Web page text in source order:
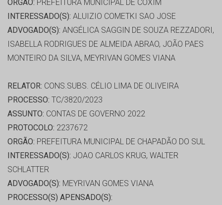
ORGÃO: PREFEITURA MUNICIPAL DE COXIM
INTERESSADO(S): ALUIZIO COMETKI SAO JOSE
ADVOGADO(S): ANGÉLICA SAGGIN DE SOUZA REZZADORI,
ISABELLA RODRIGUES DE ALMEIDA ABRAO, JOÃO PAES
MONTEIRO DA SILVA, MEYRIVAN GOMES VIANA
RELATOR: CONS.SUBS. CÉLIO LIMA DE OLIVEIRA
PROCESSO: TC/3820/2023
ASSUNTO: CONTAS DE GOVERNO 2022
PROTOCOLO: 2237672
ORGÃO: PREFEITURA MUNICIPAL DE CHAPADÃO DO SUL
INTERESSADO(S): JOAO CARLOS KRUG, WALTER
SCHLATTER
ADVOGADO(S): MEYRIVAN GOMES VIANA
PROCESSO(S) APENSADO(S):